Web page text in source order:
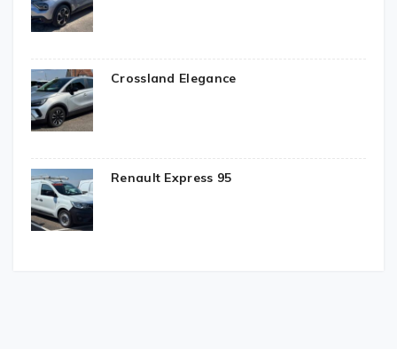
Crossland Elegance
Renault Express 95